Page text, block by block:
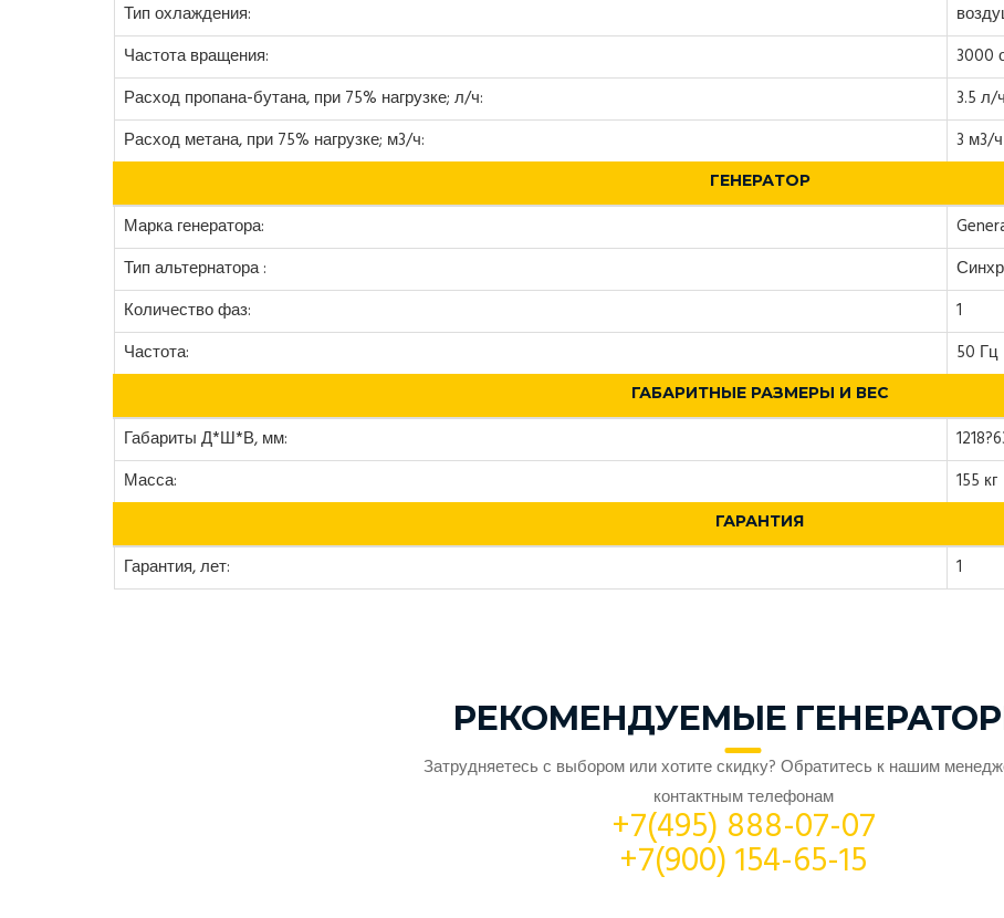
Тип охлаждения:
Частота вращения:
3000
Расход пропана-бутана, при 75% нагрузке; л/ч:
3.5 л/
Расход метана, при 75% нагрузке; м3/ч:
3 м3/ч
ГЕНЕРАТОР
Марка генератора:
Тип альтернатора :
Количество фаз:
1
Частота:
50 Гц
ГАБАРИТНЫЕ РАЗМЕРЫ И ВЕС
Габариты Д*Ш*В, мм:
Масса:
155 кг
ГАРАНТИЯ
Гарантия, лет: 1
РЕКОМЕНДУЕМЫЕ
Затрудняетесь с выбором или хотите скидку? Обратитесь к нашим
контактным телефонам
+7(495) 888-07-07
+7(900) 154-65-15